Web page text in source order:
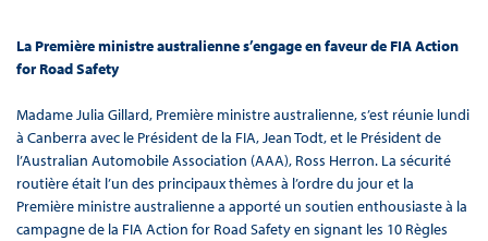
La Première ministre australienne s’engage en faveur de FIA Action
for Road Safety
Madame Julia Gillard, Première ministre australienne, s’est réunie lundi
à Canberra avec le Président de la FIA, Jean Todt, et le Président de
l’Australian Automobile Association (AAA), Ross Herron. La sécurité
routière était l’un des principaux thèmes à l’ordre du jour et la
Première ministre australienne a apporté un soutien enthousiaste à la
campagne de la FIA Action for Road Safety en signant les 10 Règles